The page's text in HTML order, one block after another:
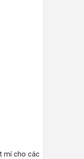
mí cho các